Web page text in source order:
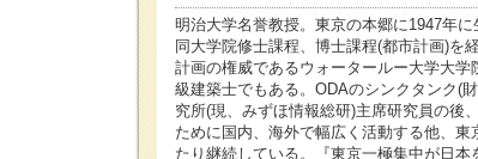
明治大学名誉教授。東京の本郷に1947年
同大学院修士課程、博士課程(都市計画)を
計画の権威であるウォータールー大学大
級建築士でもある。ODAのシンクタンク(
究所(現、みずほ情報総研)主席研究員の後
ために国内、海外で幅広く活動する他、
たり継続している。『東京一極集中が日